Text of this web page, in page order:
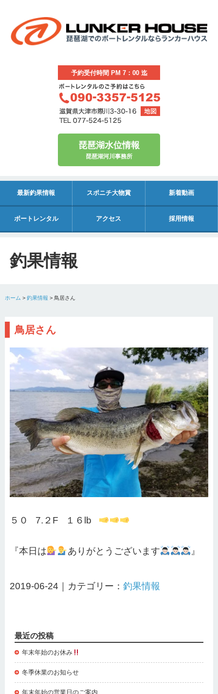
予約受付時間 PM 7：00 迄
琵琶湖水位情報
琵琶湖河川事務所
最新釣果情報 スポニチ大物賞 新着動画
ボートレンタル アクセス 採用情報
釣果情報
ホーム > 釣果情報 > 鳥居さん
鳥居さん
５０ 7.２F １６lb
『本日は ありがとうございます 』
2019-06-24｜カテゴリー： 釣果情報
最近の投稿
年末年始のお休み
冬季休業のお知らせ
年末年始の営業日のご案内